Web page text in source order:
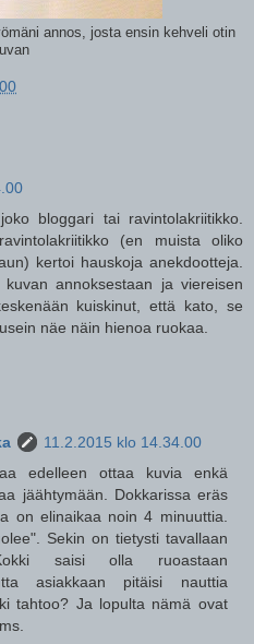
annos, josta ensin kehveli otin
bloggari tai ravintolakriitikko.
(en muista oliko
kertoi hauskoja anekdootteja.
annoksestaan ja viereisen
kuiskinut, että kato, se
näe näin hienoa ruokaa.
11.2.2015 klo 14.34.00
edelleen ottaa kuvia enkä
jäähtymään. Dokkarissa eräs
on elinaikaa noin 4 minuuttia.
Sekin on tietysti tavallaan
saisi olla ruoastaan
asiakkaan pitäisi nauttia
tahtoo? Ja lopulta nämä ovat